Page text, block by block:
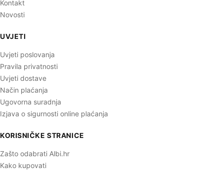
Kontakt
Novosti
UVJETI
Uvjeti poslovanja
Pravila privatnosti
Uvjeti dostave
Način plaćanja
Ugovorna suradnja
Izjava o sigurnosti online plaćanja
KORISNIČKE STRANICE
Zašto odabrati Albi.hr
Kako kupovati